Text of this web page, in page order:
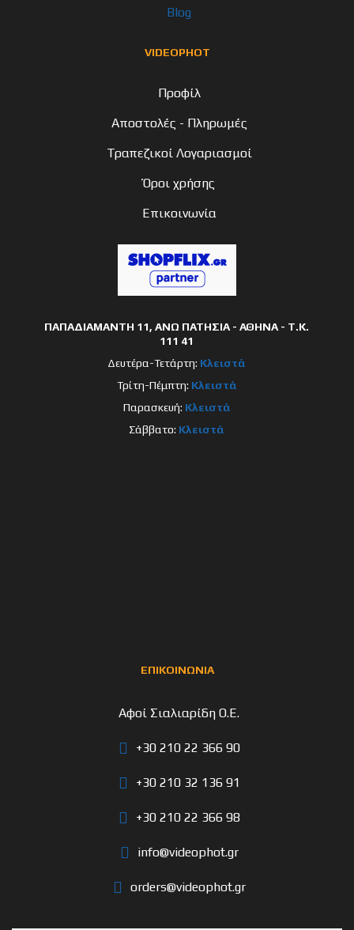
Blog
VIDEOPHOT
Προφίλ
Αποστολές - Πληρωμές
Τραπεζικοί Λογαριασμοί
Όροι χρήσης
Επικοινωνία
ΠΑΠΑΔΙΑΜΑΝΤΗ 11, ΑΝΩ ΠΑΤΗΣΙΑ - ΑΘΗΝΑ - Τ.Κ.
111 41
Δευτέρα-Τετάρτη: Κλειστά
Τρίτη-Πέμπτη: Κλειστά
Παρασκευή: Κλειστά
Σάββατο: Κλειστά
ΕΠΙΚΟΙΝΩΝΙΑ
Αφοί Σιαλιαρίδη Ο.Ε.
+30 210 22 366 90
+30 210 32 136 91
+30 210 22 366 98
info@videophot.gr
orders@videophot.gr